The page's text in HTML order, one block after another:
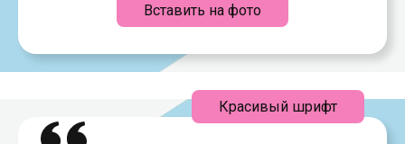
Вставить на фото
Красивый шрифт